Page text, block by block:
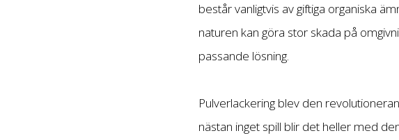
består vanligtvis av giftiga organiska
naturen kan göra stor skada på
passande lösning.
Pulverlackering blev den
nästan inget spill blir det heller med